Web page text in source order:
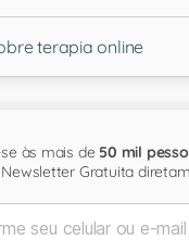
terapia online
às mais de 50 mil
Gratuita